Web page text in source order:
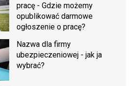
pracę - Gdzie możemy
opublikować darmowe
ogłoszenie o pracę?
Nazwa dla firmy
ubezpieczeniowej - jak ja
wybrać?